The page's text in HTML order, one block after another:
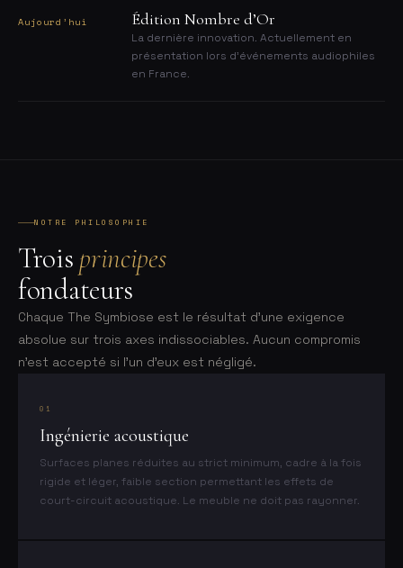
Aujourd’hui Édition Nombre d’Or
La dernière innovation. Actuellement en
présentation lors d’événements audiophiles
en France.
NOTRE PHILOSOPHIE
Trois principes
fondateurs
Chaque The Symbiose est le résultat d’une exigence
absolue sur trois axes indissociables. Aucun compromis
n’est accepté si l’un d’eux est négligé.
01
Ingénierie acoustique
Surfaces planes réduites au strict minimum, cadre à la fois
rigide et léger, faible section permettant les effets de
court-circuit acoustique. Le meuble ne doit pas rayonner.